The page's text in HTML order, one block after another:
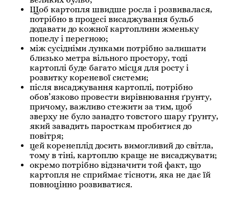
Щоб картопля швидше росла і розвивалася,
потрібно в процесі висаджування бульб
додавати до кожної картоплини жменьку
попелу і перегною;
між сусідніми лунками потрібно залишати
близько метра вільного простору, тоді
картоплі буде багато місця для росту і
розвитку кореневої системи;
після висаджування картоплі, потрібно
обов’язково провести вирівнювання ґрунту,
причому, важливо стежити за тим, щоб
зверху не було занадто товстого шару ґрунту,
який завадить паросткам пробитися до
повітря;
цей коренеплід досить вимогливий до світла,
тому в тіні, картоплю краще не висаджувати;
окремо потрібно відзначити той факт, що
картопля не сприймає тісноти, яка не дає їй
повноцінно розвиватися.